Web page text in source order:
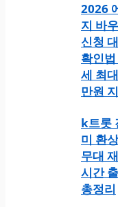
2026
지 바
신청
확인
세 최
만원
k트롯
미 환
무대
시간
총정리